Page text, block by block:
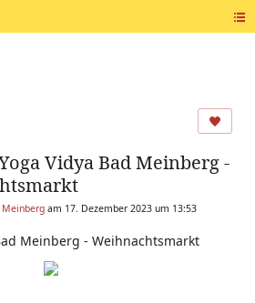
Vidya Bad Meinberg -
Meinberg am 17. Dezember 2023 um 13:53
Meinberg - Weihnachtsmarkt